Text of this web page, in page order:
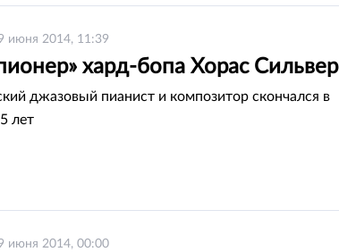
июня 2014, 11:39
хард-бопа Хорас Сильвер
джазовый пианист и композитор скончался в
лет
июня 2014, 00:00